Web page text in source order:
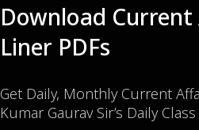
Download
Liner PDFs
Get Daily, Monthly Current
Kumar Gaurav Sir’s Daily Class